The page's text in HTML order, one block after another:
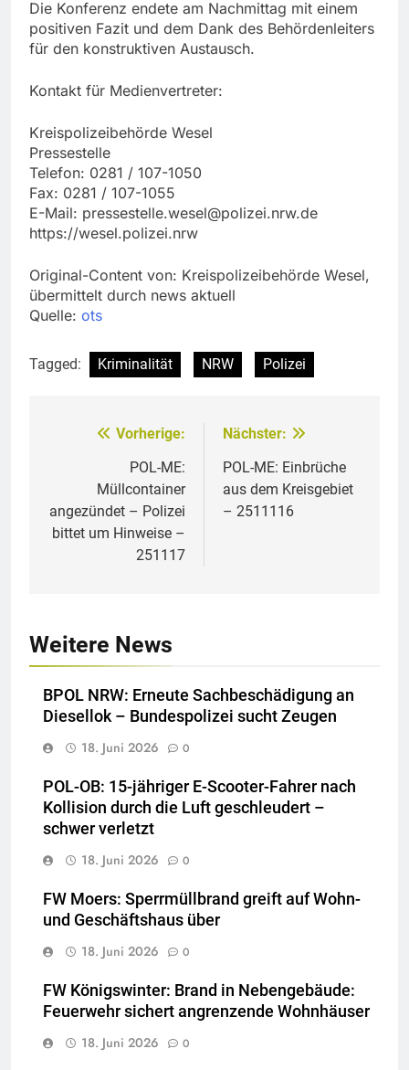
Die Konferenz endete am Nachmittag mit einem
positiven Fazit und dem Dank des Behördenleiters
für den konstruktiven Austausch.
Kontakt für Medienvertreter:
Kreispolizeibehörde Wesel
Pressestelle
Telefon: 0281 / 107-1050
Fax: 0281 / 107-1055
E-Mail: pressestelle.wesel@polizei.nrw.de
https://wesel.polizei.nrw
Original-Content von: Kreispolizeibehörde Wesel,
übermittelt durch news aktuell
Quelle: ots
Tagged: Kriminalität NRW Polizei
Beitragsnavigation
Vorherige:
POL-ME:
Müllcontainer
angezündet – Polizei
bittet um Hinweise –
251117
Nächster:
POL-ME: Einbrüche
aus dem Kreisgebiet
– 2511116
Weitere News
BPOL NRW: Erneute Sachbeschädigung an
Diesellok – Bundespolizei sucht Zeugen
18. Juni 2026
0
POL-OB: 15-jähriger E-Scooter-Fahrer nach
Kollision durch die Luft geschleudert –
schwer verletzt
18. Juni 2026
0
FW Moers: Sperrmüllbrand greift auf Wohn-
und Geschäftshaus über
18. Juni 2026
0
FW Königswinter: Brand in Nebengebäude:
Feuerwehr sichert angrenzende Wohnhäuser
18. Juni 2026
0